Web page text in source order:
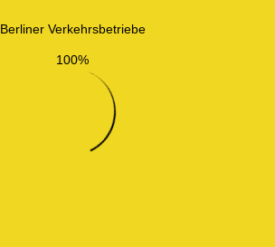
Berliner Verkehrsbetriebe
100%